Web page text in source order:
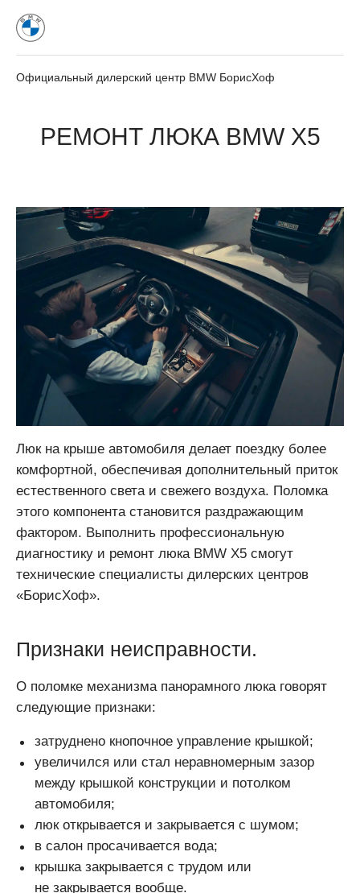
Официальный дилерский центр BMW БорисХоф
РЕМОНТ ЛЮКА BMW X5
Люк на крыше автомобиля делает поездку более
комфортной, обеспечивая дополнительный приток
естественного света и свежего воздуха. Поломка
этого компонента становится раздражающим
фактором. Выполнить профессиональную
диагностику и ремонт люка BMW X5 смогут
технические специалисты дилерских центров
«БорисХоф».
Признаки неисправности.
О поломке механизма панорамного люка говорят
следующие признаки:
затруднено кнопочное управление крышкой;
увеличился или стал неравномерным зазор
между крышкой конструкции и потолком
автомобиля;
люк открывается и закрывается с шумом;
в салон просачивается вода;
крышка закрывается с трудом или
не закрывается вообще.